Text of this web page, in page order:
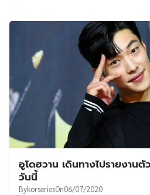
อูโดฮวาน เดินทางไปรายงานตั
วันนี้
BykorseriesOn06/07/2020